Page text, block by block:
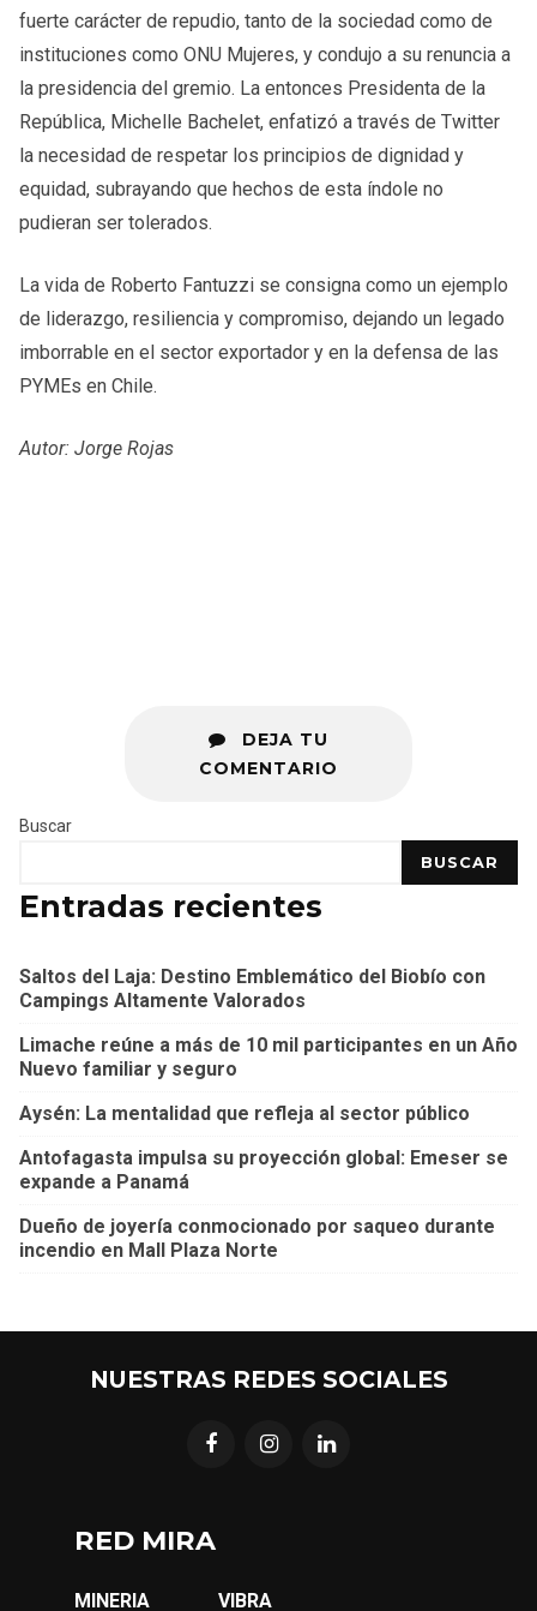
fuerte carácter de repudio, tanto de la sociedad como de
instituciones como ONU Mujeres, y condujo a su renuncia a
la presidencia del gremio. La entonces Presidenta de la
República, Michelle Bachelet, enfatizó a través de Twitter
la necesidad de respetar los principios de dignidad y
equidad, subrayando que hechos de esta índole no
pudieran ser tolerados.
La vida de Roberto Fantuzzi se consigna como un ejemplo
de liderazgo, resiliencia y compromiso, dejando un legado
imborrable en el sector exportador y en la defensa de las
PYMEs en Chile.
Autor: Jorge Rojas
DEJA TU
COMENTARIO
Buscar
BUSCAR
Entradas recientes
Saltos del Laja: Destino Emblemático del Biobío con
Campings Altamente Valorados
Limache reúne a más de 10 mil participantes en un Año
Nuevo familiar y seguro
Aysén: La mentalidad que refleja al sector público
Antofagasta impulsa su proyección global: Emeser se
expande a Panamá
Dueño de joyería conmocionado por saqueo durante
incendio en Mall Plaza Norte
NUESTRAS REDES SOCIALES
RED MIRA
MINERIA VIBRA